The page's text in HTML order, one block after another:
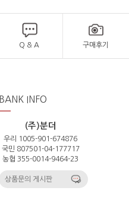
Q & A 구매후기
BANK INFO
(주)분더
우리 1005-901-674876
국민 807501-04-177717
농협 355-0014-9464-23
상품문의 게시판